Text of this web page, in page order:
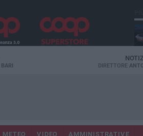
BARI DIRETTORE
METEO VIDEO AMMINISTRATIVE